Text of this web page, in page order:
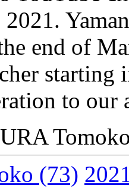
end of
starting
to
(73)